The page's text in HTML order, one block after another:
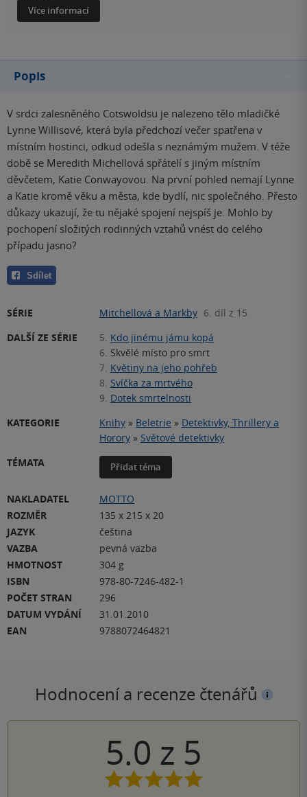
Více informací
Popis
V srdci zalesněného Cotswoldsu je nalezeno tělo mladičké
Lynne Willisové, která byla předchozí večer spatřena v
místním hostinci, odkud odešla s neznámým mužem. V téže
době se Meredith Michellová spřátelí s jiným místním
děvčetem, Katie Conwayovou. Na první pohled nemají Lynne
a Katie kromě věku a města, kde bydlí, nic společného. Přesto
důkazy ukazují, že tu nějaké spojení nejspíš je. Mohlo by
pochopení složitých rodinných vztahů vnést do celého
případu jasno?
Sdílet
SÉRIE Mitchellová a Markby 6. díl z 15
DALŠÍ ZE SÉRIE
5. Kdo jinému jámu kopá
6. Skvělé místo pro smrt
7. Květiny na jeho pohřeb
8. Svíčka za mrtvého
9. Dotek smrtelnosti
KATEGORIE
Knihy » Beletrie » Detektivky, Thrillery a
Horory » Světové detektivky
TÉMATA
Přidat téma
NAKLADATEL
MOTTO
ROZMĚR
135 x 215 x 20
JAZYK
čeština
VAZBA
pevná vazba
HMOTNOST
304 g
ISBN
978-80-7246-482-1
POČET STRAN
296
DATUM VYDÁNÍ
31.01.2010
EAN
9788072464821
Hodnocení a recenze čtenářů
5.0 z 5